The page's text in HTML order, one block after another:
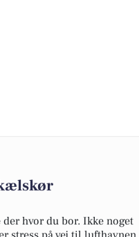
hvor du bor. Ikke noget